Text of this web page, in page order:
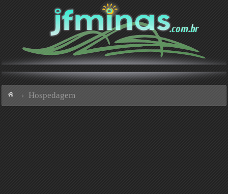
Hospedagem